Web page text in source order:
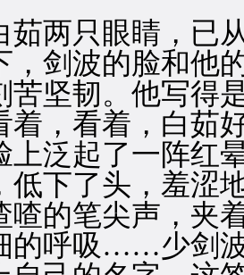
只眼睛，已从
，剑波的脸和他
苦坚韧。他写得
着，看着，白茹
上泛起了一阵红
低下了头，羞涩
笔尖声，夹着
的呼吸……少剑